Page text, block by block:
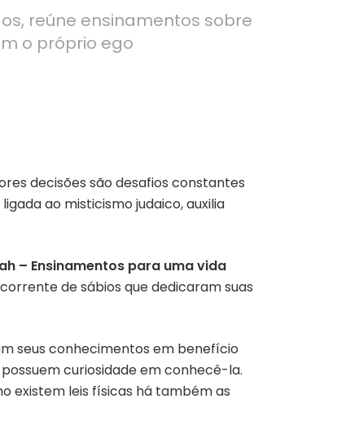
reúne ensinamentos sobre
o próprio ego
decisões são desafios constantes
ao misticismo judaico, auxilia
– Ensinamentos para uma vida
de sábios que dedicaram suas
seus conhecimentos em benefício
curiosidade em conhecê-la.
existem leis físicas há também as